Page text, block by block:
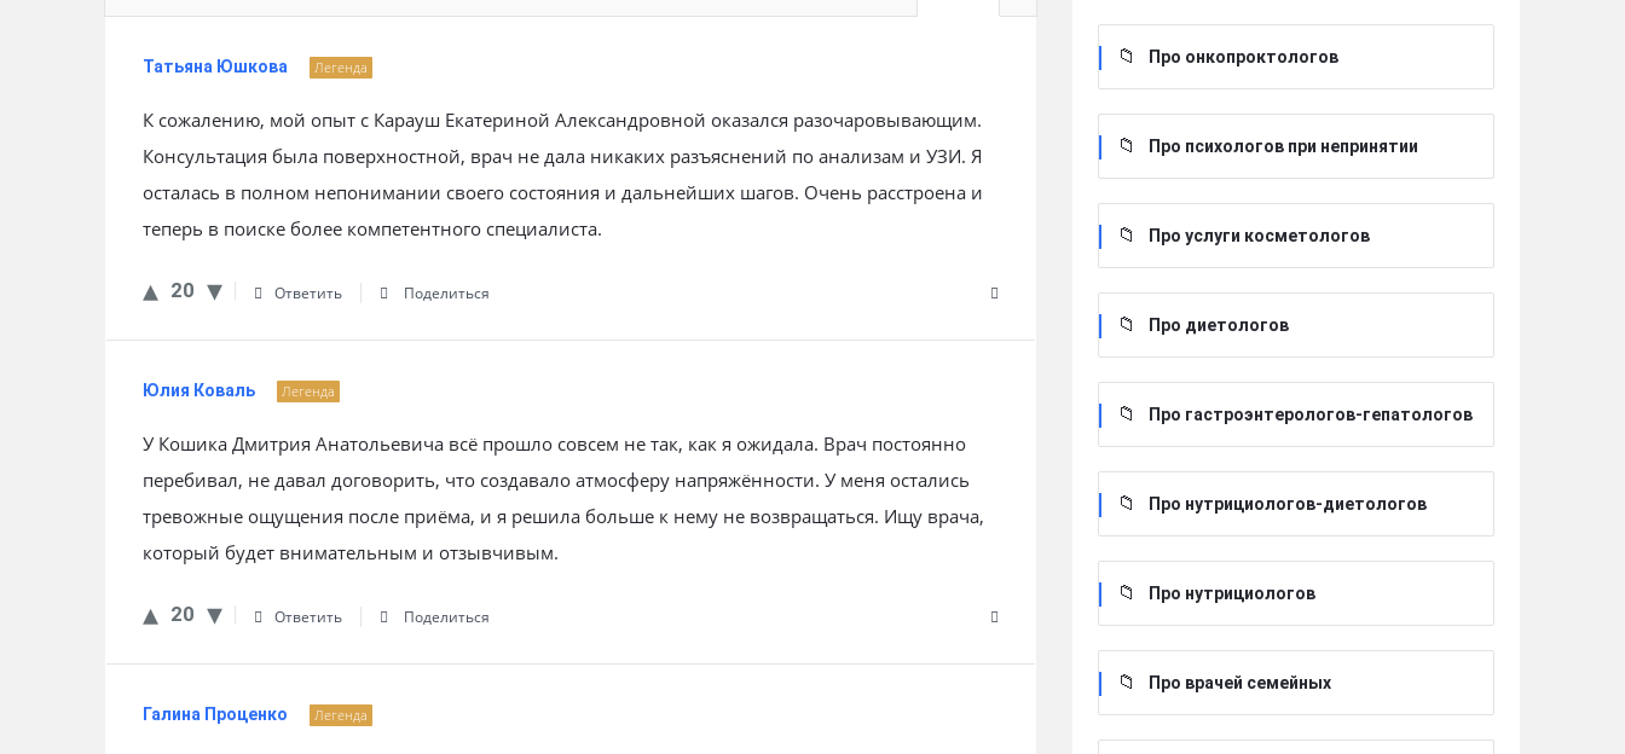
Татьяна Юшкова Легенда
К сожалению, мой опыт с Карауш Екатериной Александровной оказался разочаровывающим.
Консультация была поверхностной, врач не дала никаких разъяснений по анализам и УЗИ. Я
осталась в полном непонимании своего состояния и дальнейших шагов. Очень расстроена и
теперь в поиске более компетентного специалиста.
20 Ответить Поделиться
Юлия Коваль Легенда
У Кошика Дмитрия Анатольевича всё прошло совсем не так, как я ожидала. Врач постоянно
перебивал, не давал договорить, что создавало атмосферу напряжённости. У меня остались
тревожные ощущения после приёма, и я решила больше к нему не возвращаться. Ищу врача,
который будет внимательным и отзывчивым.
20 Ответить Поделиться
Галина Проценко Легенда
Про онкопроктологов
Про психологов при непринятии
Про услуги косметологов
Про диетологов
Про гастроэнтерологов-гепатологов
Про нутрициологов-диетологов
Про нутрициологов
Про врачей семейных